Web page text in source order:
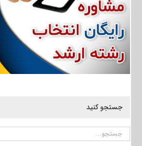
جستجو کنید
جستجو